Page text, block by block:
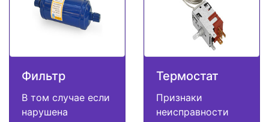
Фильтр
В том случае если
нарушена
Термостат
Признаки
неисправности